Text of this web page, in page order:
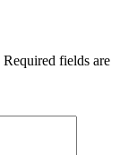
Required fields are